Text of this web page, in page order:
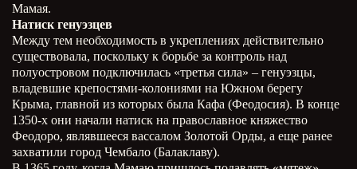
Мамая.
Натиск генуэзцев
Между тем необходимость в укреплениях действительно
существовала, поскольку к борьбе за контроль над
полуостровом подключилась «третья сила» – генуэзцы,
владевшие крепостями-колониями на Южном берегу
Крыма, главной из которых была Кафа (Феодосия). В конце
1350-х они начали натиск на православное княжество
Феодоро, являвшееся вассалом Золотой Орды, а еще ранее
захватили город Чембало (Балаклаву).